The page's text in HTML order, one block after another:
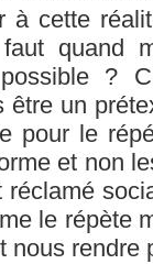
à cette
quand
?
être un
pour le
et non
réclamé
le répète
nous rendre